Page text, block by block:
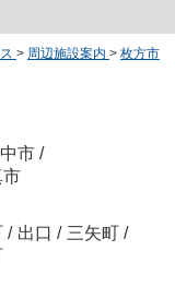
> 周辺施設案内 > 枚方市
市 /
市
/ 出口 / 三矢町 /